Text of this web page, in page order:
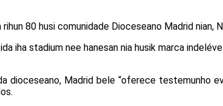
80 husi comunidade Dioceseano Madrid nian,
iha stadium nee hanesan nia husik marca
dioceseano, Madrid bele “oferece testemunho